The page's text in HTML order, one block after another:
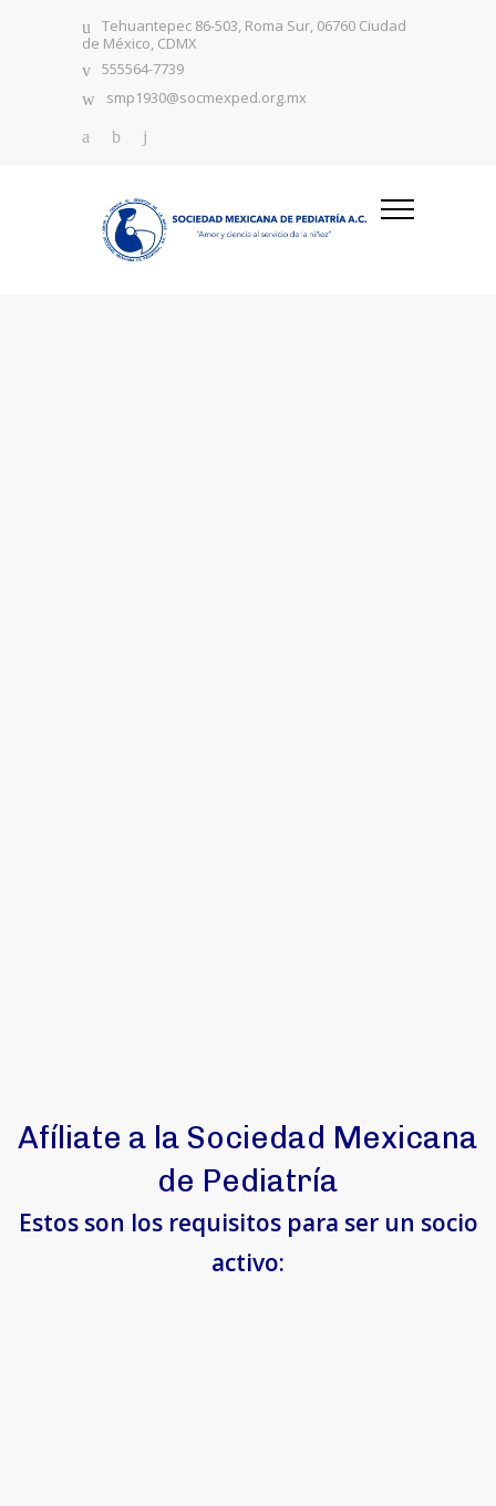
Tehuantepec 86-503, Roma Sur, 06760 Ciudad
de México, CDMX
555564-7739
smp1930@socmexped.org.mx
Afíliate a la Sociedad Mexicana
de Pediatría
Estos son los requisitos para ser un socio
activo: